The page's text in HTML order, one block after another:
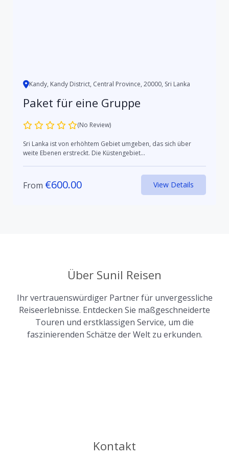
Kandy, Kandy District, Central Province, 20000, Sri Lanka
Paket für eine Gruppe
(No Review)
Sri Lanka ist von erhöhtem Gebiet umgeben, das sich über
weite Ebenen erstreckt. Die Küstengebiet...
From €600.00 View Details
Über Sunil Reisen
Ihr vertrauenswürdiger Partner für unvergessliche
Reiseerlebnisse. Entdecken Sie maßgeschneiderte
Touren und erstklassigen Service, um die
faszinierenden Schätze der Welt zu erkunden.
Kontakt